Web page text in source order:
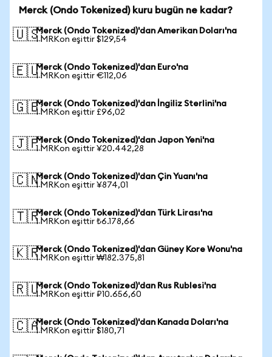
Merck (Ondo Tokenized) kuru bugün ne kadar?
🇺🇸Merck (Ondo Tokenized)'dan Amerikan Doları'na
1 MRKon eşittir $129,54
🇪🇺Merck (Ondo Tokenized)'dan Euro'na
1 MRKon eşittir €112,06
🇬🇧Merck (Ondo Tokenized)'dan İngiliz Sterlini'na
1 MRKon eşittir £96,02
🇯🇵Merck (Ondo Tokenized)'dan Japon Yeni'na
1 MRKon eşittir ¥20.442,28
🇨🇳Merck (Ondo Tokenized)'dan Çin Yuanı'na
1 MRKon eşittir ¥874,01
🇹🇷Merck (Ondo Tokenized)'dan Türk Lirası'na
1 MRKon eşittir ₺6.178,66
🇰🇷Merck (Ondo Tokenized)'dan Güney Kore Wonu'na
1 MRKon eşittir ₩182.375,81
🇷🇺Merck (Ondo Tokenized)'dan Rus Rublesi'na
1 MRKon eşittir ₽10.656,60
🇨🇦Merck (Ondo Tokenized)'dan Kanada Doları'na
1 MRKon eşittir $180,71